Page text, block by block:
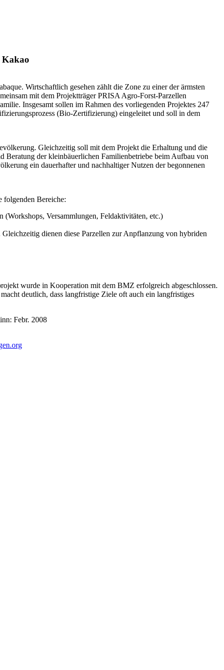
Kakao
Wirtschaftlich gesehen zählt die Zone zu einer der ärmsten
mit dem Projektträger PRISA Agro-Forst-Parzellen
Insgesamt sollen im Rahmen des vorliegenden Projektes 247
(Bio-Zertifizierung) eingeleitet und soll in dem
Gleichzeitig soll mit dem Projekt die Erhaltung und die
Beratung der kleinbäuerlichen Familienbetriebe beim Aufbau von
ein dauerhafter und nachhaltiger Nutzen der begonnenen
folgenden Bereiche:
Versammlungen, Feldaktivitäten, etc.)
dienen diese Parzellen zur Anpflanzung von hybriden
wurde in Kooperation mit dem BMZ erfolgreich abgeschlossen.
deutlich, dass langfristige Ziele oft auch ein langfristiges
Febr. 2008